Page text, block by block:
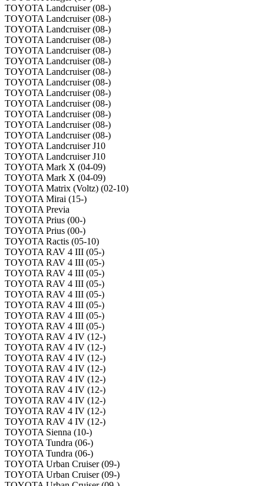
TOYOTA Landcruiser (08-)
TOYOTA Landcruiser (08-)
TOYOTA Landcruiser (08-)
TOYOTA Landcruiser (08-)
TOYOTA Landcruiser (08-)
TOYOTA Landcruiser (08-)
TOYOTA Landcruiser (08-)
TOYOTA Landcruiser (08-)
TOYOTA Landcruiser (08-)
TOYOTA Landcruiser (08-)
TOYOTA Landcruiser (08-)
TOYOTA Landcruiser (08-)
TOYOTA Landcruiser (08-)
TOYOTA Landcruiser J10
TOYOTA Landcruiser J10
TOYOTA Mark X (04-09)
TOYOTA Mark X (04-09)
TOYOTA Matrix (Voltz) (02-10)
TOYOTA Mirai (15-)
TOYOTA Previa
TOYOTA Prius (00-)
TOYOTA Prius (00-)
TOYOTA Ractis (05-10)
TOYOTA RAV 4 III (05-)
TOYOTA RAV 4 III (05-)
TOYOTA RAV 4 III (05-)
TOYOTA RAV 4 III (05-)
TOYOTA RAV 4 III (05-)
TOYOTA RAV 4 III (05-)
TOYOTA RAV 4 III (05-)
TOYOTA RAV 4 III (05-)
TOYOTA RAV 4 IV (12-)
TOYOTA RAV 4 IV (12-)
TOYOTA RAV 4 IV (12-)
TOYOTA RAV 4 IV (12-)
TOYOTA RAV 4 IV (12-)
TOYOTA RAV 4 IV (12-)
TOYOTA RAV 4 IV (12-)
TOYOTA RAV 4 IV (12-)
TOYOTA RAV 4 IV (12-)
TOYOTA Sienna (10-)
TOYOTA Tundra (06-)
TOYOTA Tundra (06-)
TOYOTA Urban Cruiser (09-)
TOYOTA Urban Cruiser (09-)